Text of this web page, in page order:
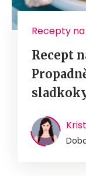
Recepty
Recept